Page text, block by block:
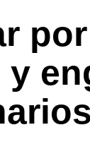
por
y